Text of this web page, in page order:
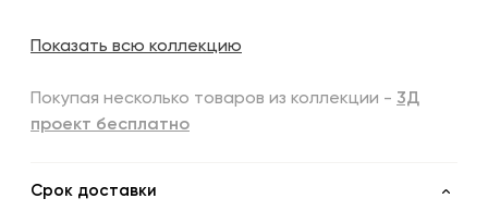
Показать всю коллекцию
Покупая несколько товаров из коллекции - 3Д
проект бесплатно
Срок доставки